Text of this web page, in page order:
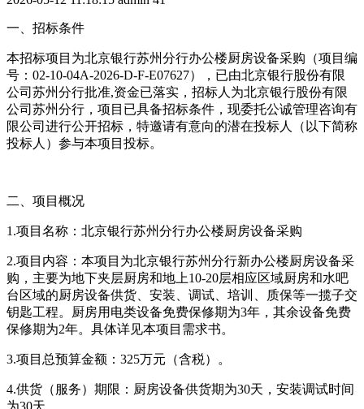
一、招标条件
本招标项目为北京银行苏州分行办公楼厨房设备采购（项目编
号：02-10-04A-2026-D-F-E07627），已由北京银行股份有限
公司苏州分行批准,资金已落实，招标人为北京银行股份有限
公司苏州分行，项目已具备招标条件，现委托公诚管理咨询有
限公司进行公开招标，特邀请有意向的潜在投标人（以下简称
投标人）参与本项目投标。
二、项目概况
1.项目名称：北京银行苏州分行办公楼厨房设备采购
2.项目内容：本项目为北京银行苏州分行新办公楼厨房设备采
购，主要为地下夹层厨房和地上10-20层相应区域厨房和水吧
台区域的厨房设备供货、安装、调试、培训、质保等一揽子交
钥匙工程。厨房用电类设备免费保修期为3年，其余设备免费
保修期为2年。具体详见本项目需求书。
3.项目总预算金额：325万元（含税）。
4.供货（服务）期限：厨房设备供货期为30天，安装调试时间
为30天。